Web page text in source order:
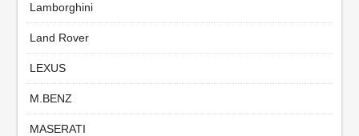
Lamborghini
Land Rover
LEXUS
M.BENZ
MASERATI